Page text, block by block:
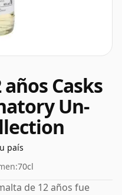
Casks
Un-
país
70cl
de 12 años fue